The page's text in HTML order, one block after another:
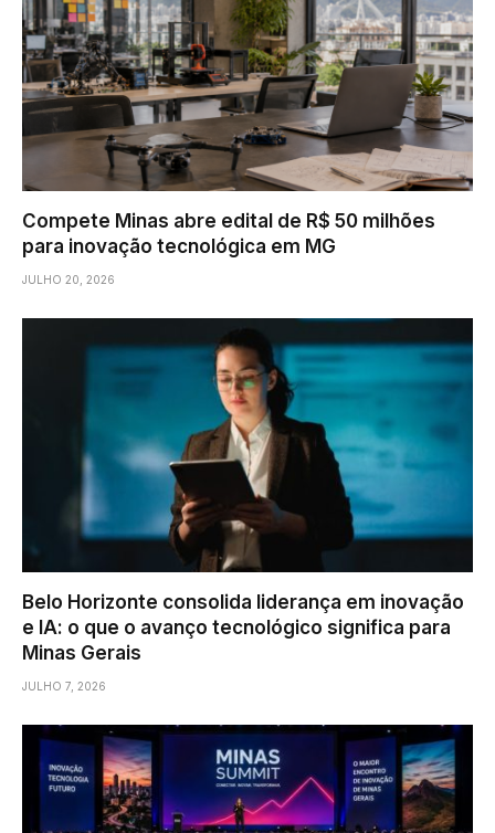
Compete Minas abre edital de R$ 50 milhões
para inovação tecnológica em MG
JULHO 20, 2026
Belo Horizonte consolida liderança em inovação
e IA: o que o avanço tecnológico significa para
Minas Gerais
JULHO 7, 2026